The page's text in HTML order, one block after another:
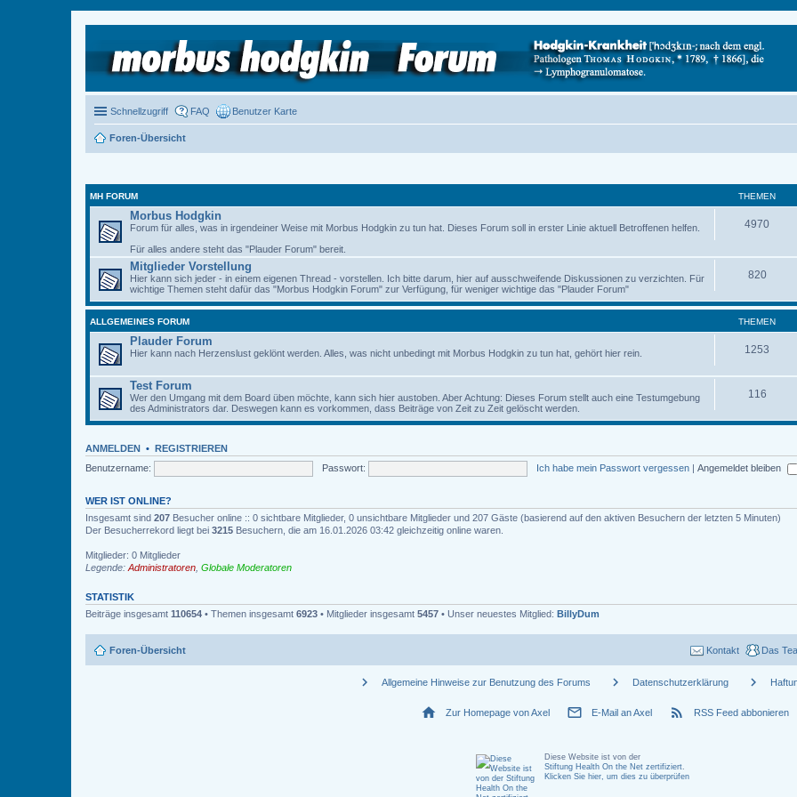
Schnellzugriff FAQ Benutzer Karte
Foren-Übersicht
MH FORUM THEMEN
Morbus Hodgkin
Forum für alles, was in irgendeiner Weise mit Morbus Hodgkin zu tun hat. Dieses Forum soll in erster Linie aktuell Betroffenen helfen.
Für alles andere steht das "Plauder Forum" bereit.
4970
Mitglieder Vorstellung
Hier kann sich jeder - in einem eigenen Thread - vorstellen. Ich bitte darum, hier auf ausschweifende Diskussionen zu verzichten. Für
wichtige Themen steht dafür das "Morbus Hodgkin Forum" zur Verfügung, für weniger wichtige das "Plauder Forum"
820
ALLGEMEINES FORUM THEMEN
Plauder Forum
Hier kann nach Herzenslust geklönt werden. Alles, was nicht unbedingt mit Morbus Hodgkin zu tun hat, gehört hier rein. 1253
Test Forum
Wer den Umgang mit dem Board üben möchte, kann sich hier austoben. Aber Achtung: Dieses Forum stellt auch eine Testumgebung
des Administrators dar. Deswegen kann es vorkommen, dass Beiträge von Zeit zu Zeit gelöscht werden.
116
ANMELDEN • REGISTRIEREN
Benutzername:
Passwort: Ich habe mein Passwort vergessen | Angemeldet bleiben
WER IST ONLINE?
Insgesamt sind 207 Besucher online :: 0 sichtbare Mitglieder, 0 unsichtbare Mitglieder und 207 Gäste (basierend auf den aktiven Besuchern der letzten 5 Minuten)
Der Besucherrekord liegt bei 3215 Besuchern, die am 16.01.2026 03:42 gleichzeitig online waren.
Mitglieder: 0 Mitglieder
Legende: Administratoren Globale Moderatoren
STATISTIK
Beiträge insgesamt 110654 • Themen insgesamt 6923 • Mitglieder insgesamt 5457 • Unser neuestes Mitglied: BillyDum
Foren-Übersicht Das
Kontakt
chevron_right Allgemeine Hinweise zur Benutzung des Forums chevron_right Datenschutzerklärung chevron_right
home Zur Homepage von Axel mail_outline E-Mail an Axel rss_feed RSS Feed abbonieren
Diese Website ist von der
Stiftung Health On the Net zertifiziert.
Klicken Sie hier, um dies zu überprüfen